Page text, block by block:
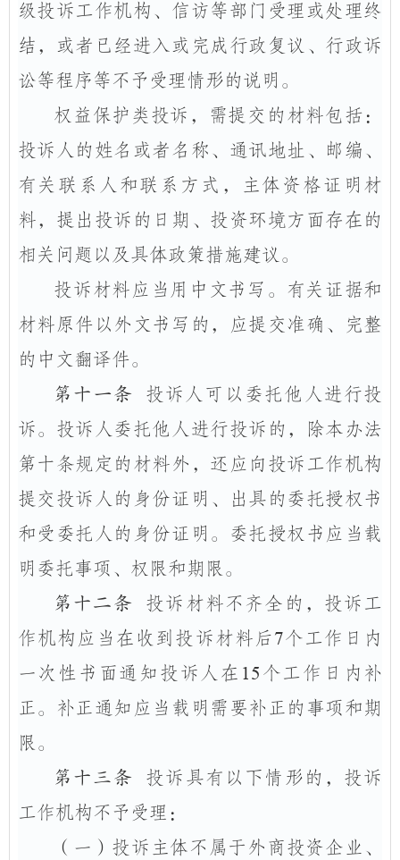
级投诉工作机构、信访等部门受理或处理终
结，或者已经进入或完成行政复议、行政诉
讼等程序等不予受理情形的说明。
权益保护类投诉，需提交的材料包括：
投诉人的姓名或者名称、通讯地址、邮编、
有关联系人和联系方式，主体资格证明材
料，提出投诉的日期、投资环境方面存在的
相关问题以及具体政策措施建议。
投诉材料应当用中文书写。有关证据和
材料原件以外文书写的，应提交准确、完整
的中文翻译件。
第十一条
投诉人可以委托他人进行投
诉。投诉人委托他人进行投诉的，除本办法
第十条规定的材料外，还应向投诉工作机构
提交投诉人的身份证明、出具的委托授权书
和受委托人的身份证明。委托授权书应当载
明委托事项、权限和期限。
第十二条
投诉材料不齐全的，投诉工
作机构应当在收到投诉材料后7个工作日内
一次性书面通知投诉人在 15 个工作日内补
正。补正通知应当载明需要补正的事项和期
限。
第十三条
投诉具有以下情形的，投诉
工作机构不予受理：
（一） 投诉主体不属于外商投资企业、